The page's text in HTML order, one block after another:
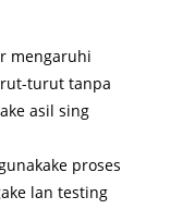
mengaruhi
turut tanpa
asil sing
proses
lan testing